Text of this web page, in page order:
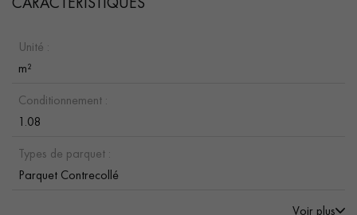
Unité :
m²
Conditionnement :
1.08
Types de parquet :
Parquet Contrecollé
Voir plus